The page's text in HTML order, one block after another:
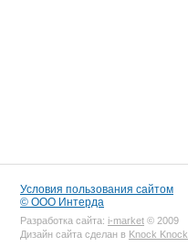
Условия пользования сайтом
© ООО Интерда
Разработка сайта: i-market © 2009
Дизайн сайта сделан в Knock Knock